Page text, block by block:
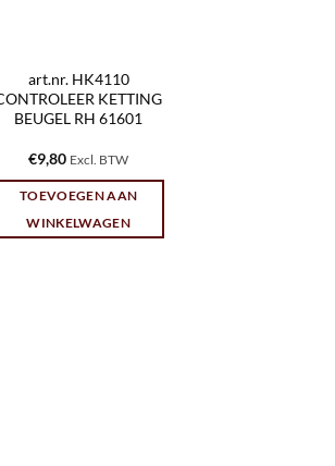
art.nr. HK4110
KETTING
BEUGEL RH 61601
€9,80 Excl. BTW
TOEVOEGEN AAN
WINKELWAGEN